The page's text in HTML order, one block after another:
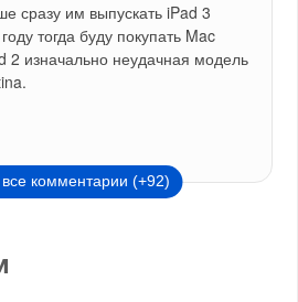
сразу им выпускать iPad 3
тогда буду покупать Mac
2 изначально неудачная модель
все комментарии (+92)